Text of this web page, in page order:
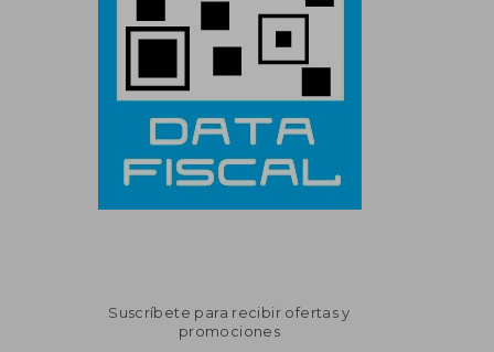
Suscríbete para recibir ofertas y
promociones